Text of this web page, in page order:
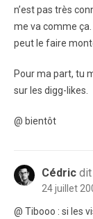
n’est pas très
me va comme ça.
peut le faire
Pour ma part, tu
sur les digg-likes.
@ bientôt
Cédric dit
24 juillet
@ Tibooo : si les